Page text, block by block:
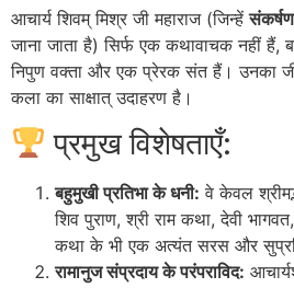
आचार्य शिवम् मिश्र जी महाराज (जिन्हें
जाना जाता है) सिर्फ एक कथावाचक नहीं
निपुण वक्ता और एक प्रेरक संत हैं। उनका
कला का साक्षात् उदाहरण है।
प्रमुख विशेषताएँ:
बहुमुखी प्रतिभा के धनी: वे केवल
शिव पुराण, श्री राम कथा, देवी
कथा के भी एक अत्यंत सरस और
रामानुज संप्रदाय के परंपराविद: